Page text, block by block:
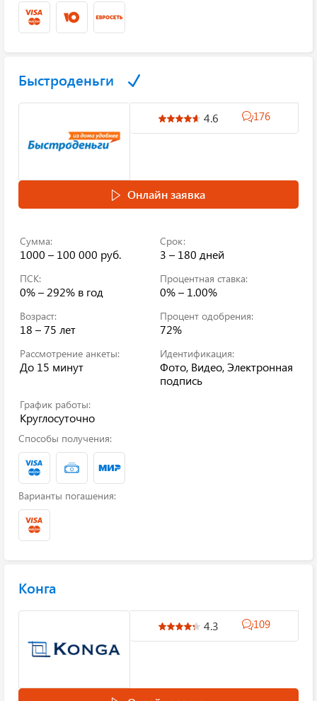
Быстроденьги
4.6 176
Онлайн заявка
Сумма:
1000 – 100 000 руб.
Срок:
3 – 180 дней
ПСК:
0% – 292% в год
Процентная ставка:
0% – 1.00%
Возраст:
18 – 75 лет
Процент одобрения:
72%
Рассмотрение анкеты:
До 15 минут
Идентификация:
Фото, Видео, Электронная
подпись
График работы:
Круглосуточно
Способы получения:
Варианты погашения:
Конга
4.3 109